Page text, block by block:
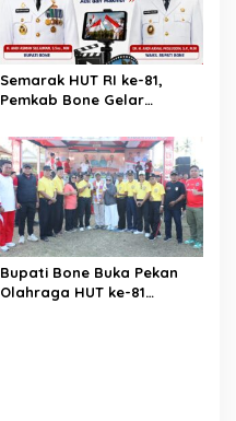
Semarak HUT RI ke-81,
Pemkab Bone Gelar
Antar Kecamatan
Bupati Bone Buka Pekan
Olahraga HUT ke-81